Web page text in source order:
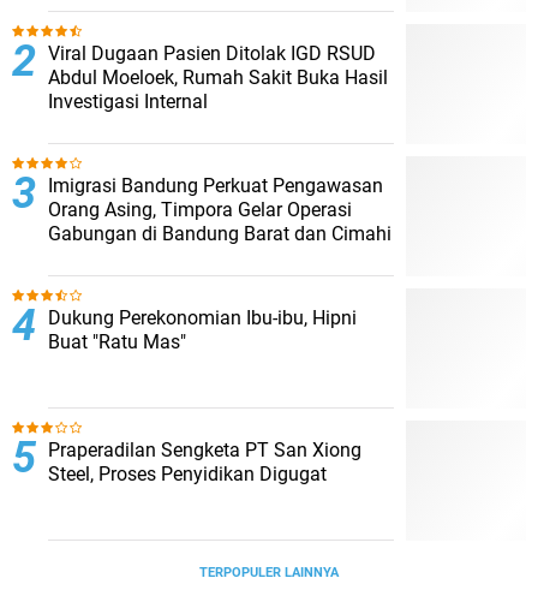
Viral Dugaan Pasien Ditolak IGD RSUD
Abdul Moeloek, Rumah Sakit Buka Hasil
Investigasi Internal
Imigrasi Bandung Perkuat Pengawasan
Orang Asing, Timpora Gelar Operasi
Gabungan di Bandung Barat dan Cimahi
Dukung Perekonomian Ibu-ibu, Hipni
Buat "Ratu Mas"
Praperadilan Sengketa PT San Xiong
Steel, Proses Penyidikan Digugat
TERPOPULER LAINNYA